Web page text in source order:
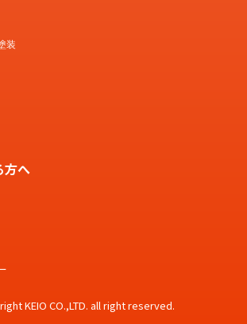
装
方へ
KEIO CO.,LTD. all right reserved.